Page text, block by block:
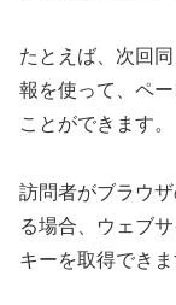
たとえば、次回
報を使って、ペ
ことができます。
訪問者がブラウ
る場合、ウェブ
キーを取得できま